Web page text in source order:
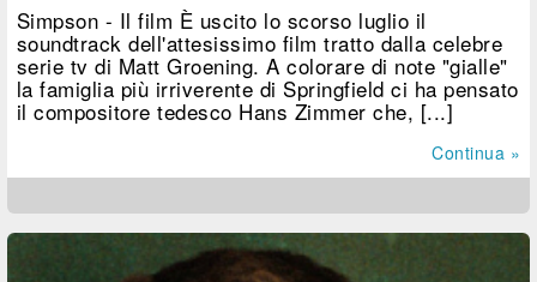
Simpson - Il film È uscito lo scorso luglio il
soundtrack dell'attesissimo film tratto dalla celebre
serie tv di Matt Groening. A colorare di note "gialle"
la famiglia più irriverente di Springfield ci ha pensato
il compositore tedesco Hans Zimmer che, [...]
Continua »